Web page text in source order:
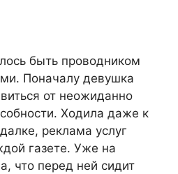
быть проводником
Поначалу девушка
от неожиданно
Ходила даже к
реклама услуг
газете. Уже на
что перед ней сидит